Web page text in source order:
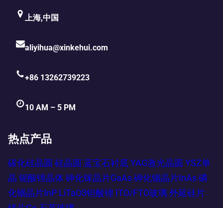
上海,中国
aliyihua@xinkehui.com
+86 13262739223
10 AM – 5 PM
热点产品
碳化硅晶圆 硅晶圆 蓝宝石衬底 YAG激光晶圆 YSZ单
晶 铌酸锂晶体 砷化镓晶片GaAs 砷化铟晶片InAs 磷
化铟晶片InP LiTaO3钽酸锂 ITO/FTO玻璃 外延硅片